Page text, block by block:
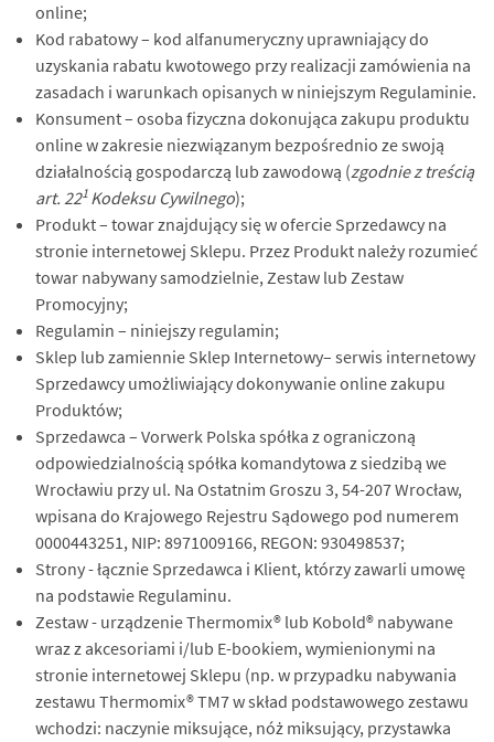
online;
Kod rabatowy – kod alfanumeryczny uprawniający do
uzyskania rabatu kwotowego przy realizacji zamówienia na
zasadach i warunkach opisanych w niniejszym Regulaminie.
Konsument – osoba fizyczna dokonująca zakupu produktu
online w zakresie niezwiązanym bezpośrednio ze swoją
działalnością gospodarczą lub zawodową (zgodnie z treścią
art. 221 Kodeksu Cywilnego);
Produkt – towar znajdujący się w ofercie Sprzedawcy na
stronie internetowej Sklepu. Przez Produkt należy rozumieć
towar nabywany samodzielnie, Zestaw lub Zestaw
Promocyjny;
Regulamin – niniejszy regulamin;
Sklep lub zamiennie Sklep Internetowy– serwis internetowy
Sprzedawcy umożliwiający dokonywanie online zakupu
Produktów;
Sprzedawca – Vorwerk Polska spółka z ograniczoną
odpowiedzialnością spółka komandytowa z siedzibą we
Wrocławiu przy ul. Na Ostatnim Groszu 3, 54-207 Wrocław,
wpisana do Krajowego Rejestru Sądowego pod numerem
0000443251, NIP: 8971009166, REGON: 930498537;
Strony - łącznie Sprzedawca i Klient, którzy zawarli umowę
na podstawie Regulaminu.
Zestaw - urządzenie Thermomix® lub Kobold® nabywane
wraz z akcesoriami i/lub E-bookiem, wymienionymi na
stronie internetowej Sklepu (np. w przypadku nabywania
zestawu Thermomix® TM7 w skład podstawowego zestawu
wchodzi: naczynie miksujące, nóż miksujący, przystawka